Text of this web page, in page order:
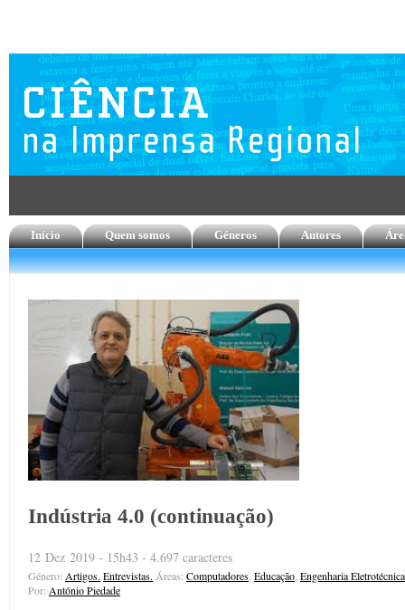
Início Quem somos Géneros Autores
Indústria 4.0 (continuação)
12 Dez 2019 - 15h43 - 4.697 caracteres
Género: Artigos. Entrevistas. Áreas: Computadores Educação Engenharia Eletrotécnica
Por: António Piedade